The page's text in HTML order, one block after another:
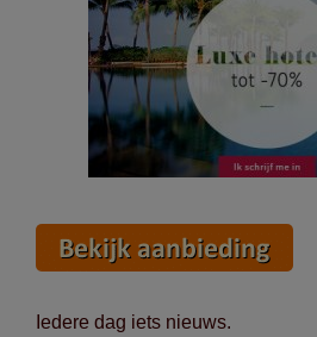
Iedere dag iets nieuws.